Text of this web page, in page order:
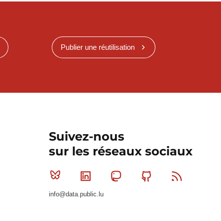
Publier une réutilisation
Suivez-nous
sur les réseaux sociaux
Bluesky Linkedin MastodonGithub
info@data.public.lu